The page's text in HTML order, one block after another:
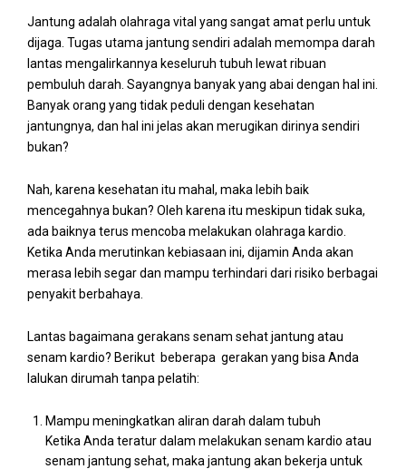
Jantung adalah olahraga vital yang sangat amat perlu untuk
dijaga. Tugas utama jantung sendiri adalah memompa darah
lantas mengalirkannya keseluruh tubuh lewat ribuan
pembuluh darah. Sayangnya banyak yang abai dengan hal ini.
Banyak orang yang tidak peduli dengan kesehatan
jantungnya, dan hal ini jelas akan merugikan dirinya sendiri
bukan?
Nah, karena kesehatan itu mahal, maka lebih baik
mencegahnya bukan? Oleh karena itu meskipun tidak suka,
ada baiknya terus mencoba melakukan olahraga kardio.
Ketika Anda merutinkan kebiasaan ini, dijamin Anda akan
merasa lebih segar dan mampu terhindari dari risiko berbagai
penyakit berbahaya.
Lantas bagaimana gerakans senam sehat jantung atau
senam kardio? Berikut beberapa gerakan yang bisa Anda
lalukan dirumah tanpa pelatih:
Mampu meningkatkan aliran darah dalam tubuh
Ketika Anda teratur dalam melakukan senam kardio atau
senam jantung sehat, maka jantung akan bekerja untuk